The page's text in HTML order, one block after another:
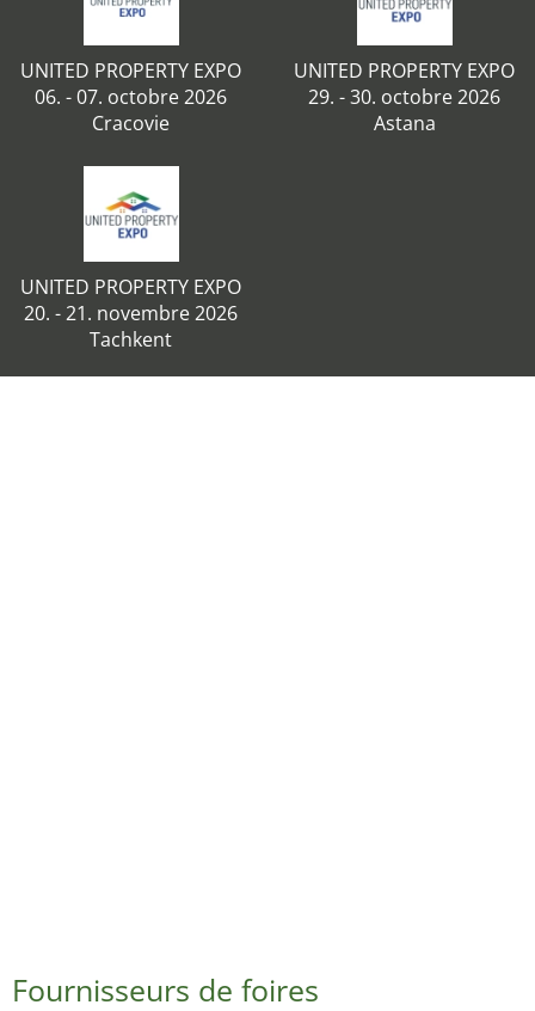
UNITED PROPERTY EXPO
06. - 07. octobre 2026
Cracovie
UNITED PROPERTY EXPO
29. - 30. octobre 2026
Astana
UNITED PROPERTY EXPO
20. - 21. novembre 2026
Tachkent
Fournisseurs de foires